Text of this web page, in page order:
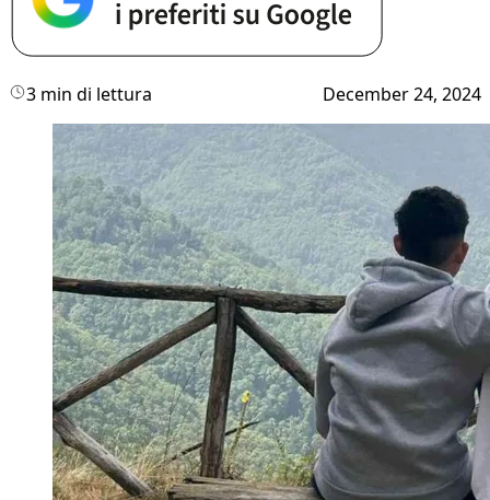
3 min di lettura December 24, 2024